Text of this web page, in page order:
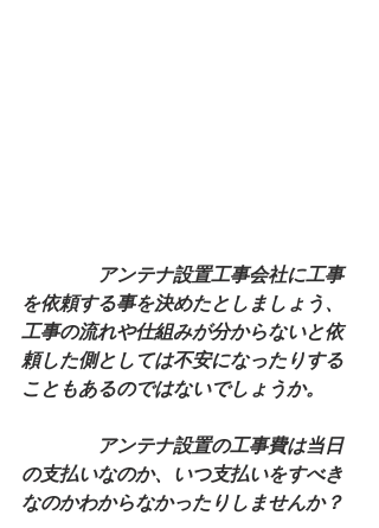
アンテナ設置工事会社に工事
を依頼する事を決めたとしましょう、
工事の流れや仕組みが分からないと依
頼した側としては不安になったりする
こともあるのではないでしょうか。
アンテナ設置の工事費は当日
の支払いなのか、いつ支払いをすべき
なのかわからなかったりしませんか？